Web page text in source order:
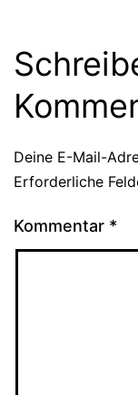
Deine E-Mail-
Erforderliche
Kommentar *